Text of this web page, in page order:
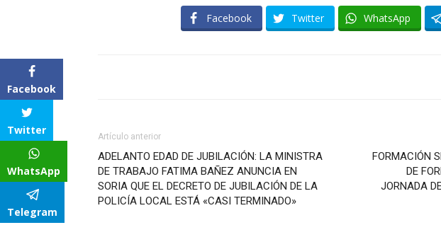
Facebook Twitter WhatsApp
Artículo anterior
ADELANTO EDAD DE JUBILACIÓN: LA MINISTRA
DE TRABAJO FATIMA BAÑEZ ANUNCIA EN
SORIA QUE EL DECRETO DE JUBILACIÓN DE LA
POLICÍA LOCAL ESTÁ «CASI TERMINADO»
FORMACIÓN
DE
JORNADA
Facebook
Twitter
WhatsApp
Telegram